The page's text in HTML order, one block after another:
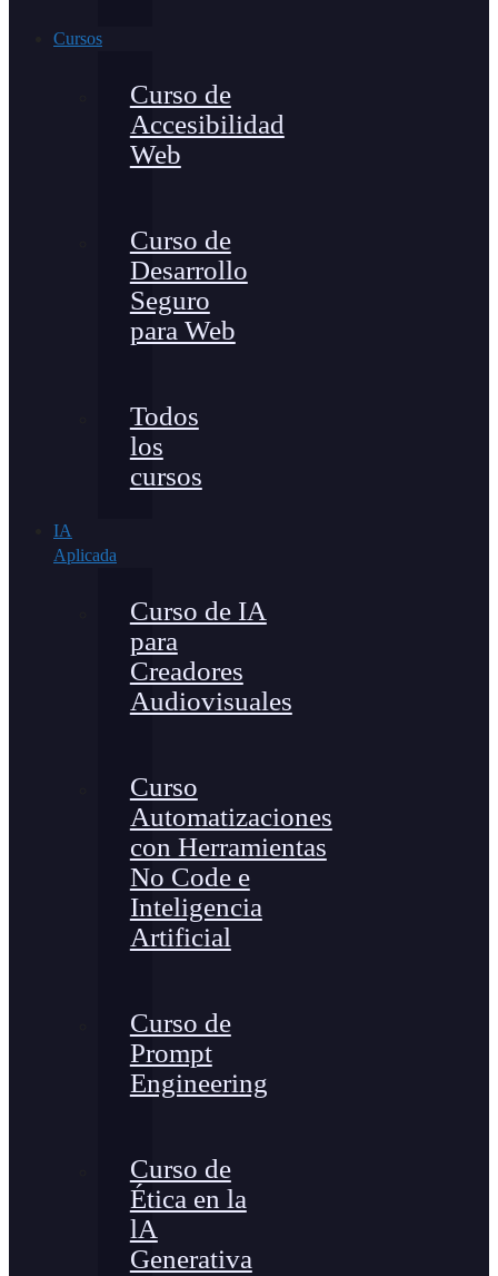
Cursos
Curso de
Accesibilidad
Web
Curso de
Desarrollo
Seguro
para Web
Todos
los
cursos
IA
Aplicada
Curso de IA
para
Creadores
Audiovisuales
Curso
Automatizaciones
con Herramientas
No Code e
Inteligencia
Artificial
Curso de
Prompt
Engineering
Curso de
Ética en la
lA
Generativa